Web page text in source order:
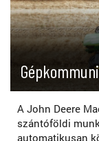
A John Deere
szántóföldi
automatikusan